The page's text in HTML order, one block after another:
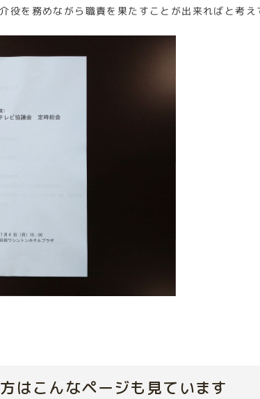
役を務めながら職責を果たすことが出来ればと考え
はこんなページも見ています